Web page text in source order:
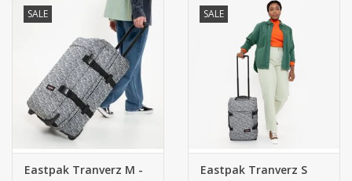
SALE
Eastpak Tranverz M -
SALE
Eastpak Tranverz S